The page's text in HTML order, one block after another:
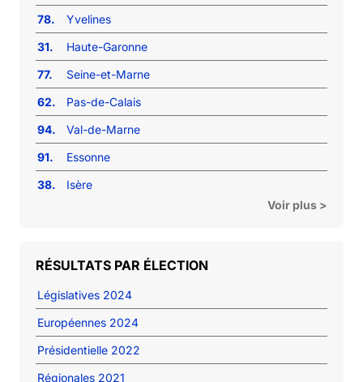
78.
Yvelines
31.
Haute-Garonne
77.
Seine-et-Marne
62.
Pas-de-Calais
94.
Val-de-Marne
91.
Essonne
38.
Isère
Voir plus >
RÉSULTATS PAR ÉLECTION
Législatives 2024
Européennes 2024
Présidentielle 2022
Régionales 2021